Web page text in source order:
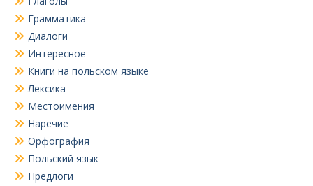
Грамматика
Диалоги
Интересное
Книги на польском языке
Лексика
Местоимения
Наречие
Орфография
Польский язык
Предлоги